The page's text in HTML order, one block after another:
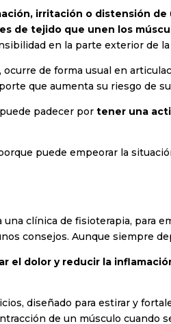
irritación o distensión
de tejido que unen los
en la parte exterior de
, ocurre de forma usual en
que aumenta su riesgo de
padecer portener una
puede empeorar la
una clínica de fisioterapia, para
consejos. Aunque siempre
el dolor y reducir la
diseñado para estirar y
de un músculo cuando